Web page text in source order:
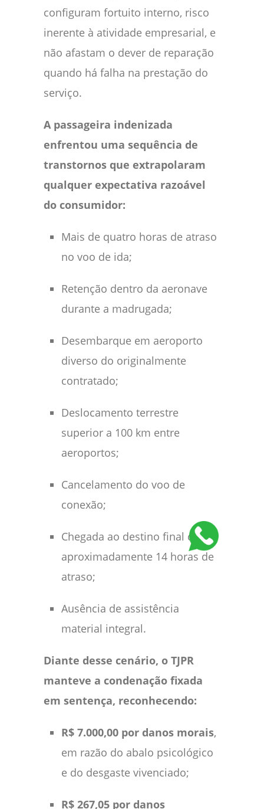
configuram fortuito interno, risco
inerente à atividade empresarial, e
não afastam o dever de reparação
quando há falha na prestação do
serviço.
A passageira indenizada
enfrentou uma sequência de
transtornos que extrapolaram
qualquer expectativa razoável
do consumidor:
Mais de quatro horas de atraso
no voo de ida;
Retenção dentro da aeronave
durante a madrugada;
Desembarque em aeroporto
diverso do originalmente
contratado;
Deslocamento terrestre
superior a 100 km entre
aeroportos;
Cancelamento do voo de
conexão;
Chegada ao destino final com
aproximadamente 14 horas de
atraso;
Ausência de assistência
material integral.
Diante desse cenário, o TJPR
manteve a condenação fixada
em sentença, reconhecendo:
R$ 7.000,00 por danos morais,
em razão do abalo psicológico
e do desgaste vivenciado;
R$ 267,05 por danos